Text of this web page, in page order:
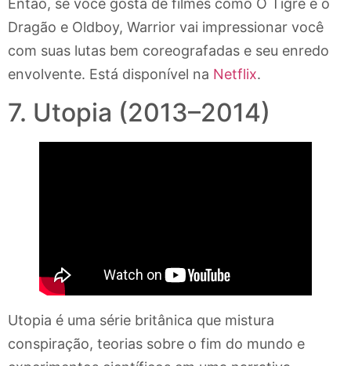
Então, se você gosta de filmes como O Tigre e o
Dragão e Oldboy, Warrior vai impressionar você
com suas lutas bem coreografadas e seu enredo
envolvente. Está disponível na Netflix.
7. Utopia (2013–2014)
Utopia é uma série britânica que mistura
conspiração, teorias sobre o fim do mundo e